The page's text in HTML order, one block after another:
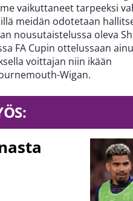
vaikuttaneet tarpeeksi
meidän odotetaan
nousutaistelussa oleva
FA Cupin ottelussaan
voittajan niin ikään
Wigan.